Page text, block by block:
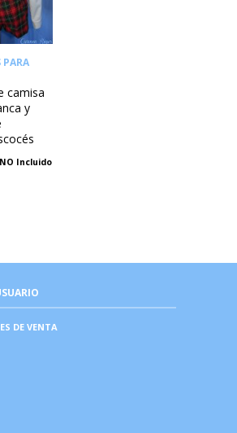
PARA
camisa
y
Incluido
DE VENTA